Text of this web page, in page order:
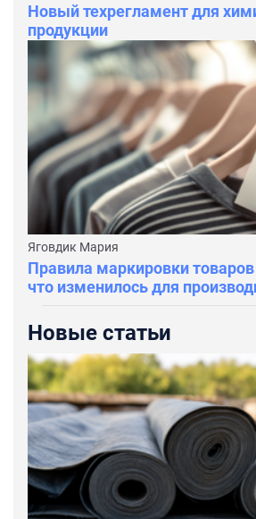
Новый техрегламент для
продукции
Яговдик Мария
Правила маркировки
что изменилось для
Новые статьи